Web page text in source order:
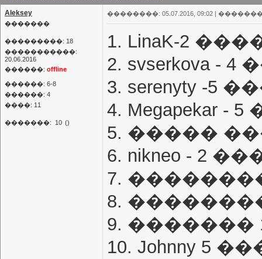
Aleksey
�������
���������: 18
�����������:
20.06.2016
������: offline
������: 6-8
������: 4
����: 11
�������: 10 ()
��������: 05.07.2016, 09:02 |
1. LinaK-2
2. svserkova -
3. serenyty -5
4. Megapekar
5. �����
6. nikneo - 2
7.
8.
9. �������
10. Johnny 5